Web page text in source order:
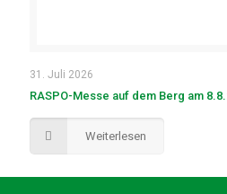
31. Juli 2026
RASPO-Messe auf dem Berg am
Weiterlesen